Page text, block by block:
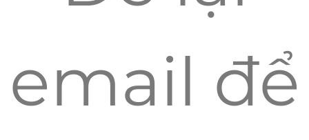
email để